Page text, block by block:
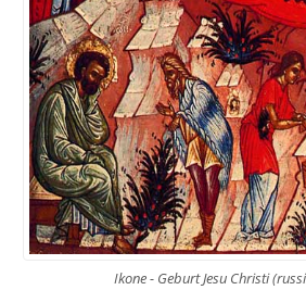
Ikone - Geburt Jesu Christi